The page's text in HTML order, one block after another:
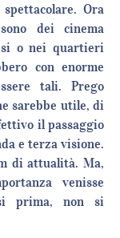
Ora
dei cinema
o nei quartieri
con enorme
tali. Prego
sarebbe utile, di
il passaggio
e terza visione.
di attualità. Ma,
venisse
prima, non si